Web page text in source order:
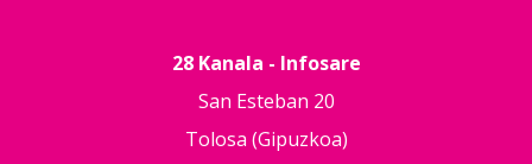
28 Kanala - Infosare
San Esteban 20
Tolosa (Gipuzkoa)